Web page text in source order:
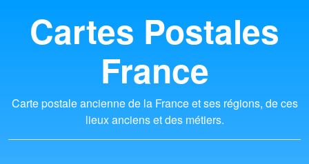
Cartes Postales
France
Carte postale ancienne de la France et ses régions, de ces
lieux anciens et des métiers.